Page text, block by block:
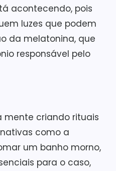
acontecendo, pois
luzes que podem
da melatonina, que
responsável pelo
mente criando rituais
como a
um banho morno,
para o caso,